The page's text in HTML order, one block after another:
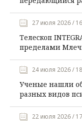
27 июля 2026 /
Телескоп
пределами
24 июля 2026 /
Ученые нашли
разных видов
22 июля 2026 /